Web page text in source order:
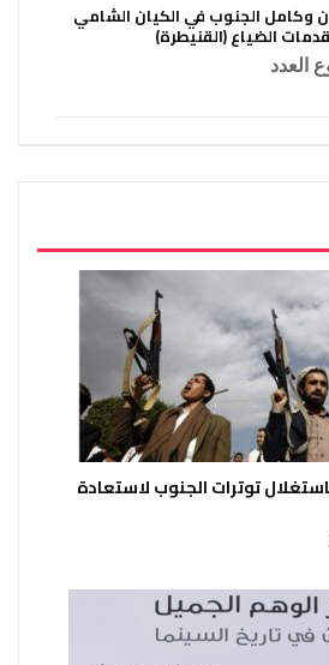
وكامل الجنوب في الكيان الشامي
العدد
توترات الجنوب لاستعادة